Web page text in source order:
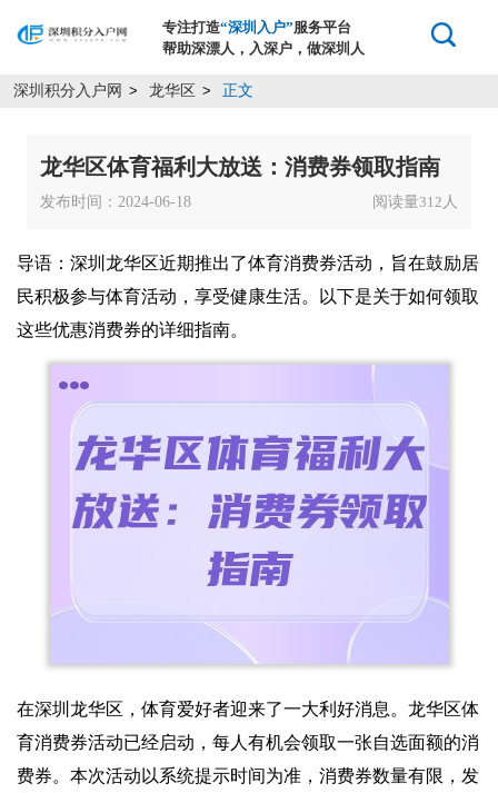
专注打造“深圳入户”服务平台
帮助深漂人，入深户，做深圳人
深圳积分入户网 > 龙华区 > 正文
龙华区体育福利大放送：消费券领取指南
发布时间：2024-06-18 阅读量312 人
导语：深圳龙华区近期推出了体育消费券活动，旨在鼓励居
民积极参与体育活动，享受健康生活。以下是关于如何领取
这些优惠消费券的详细指南。
在深圳龙华区，体育爱好者迎来了一大利好消息。龙华区体
育消费券活动已经启动，每人有机会领取一张自选面额的消
费券。本次活动以系统提示时间为准，消费券数量有限，发